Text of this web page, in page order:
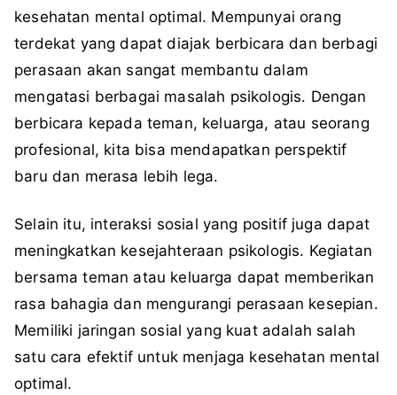
kesehatan mental optimal. Mempunyai orang
terdekat yang dapat diajak berbicara dan berbagi
perasaan akan sangat membantu dalam
mengatasi berbagai masalah psikologis. Dengan
berbicara kepada teman, keluarga, atau seorang
profesional, kita bisa mendapatkan perspektif
baru dan merasa lebih lega.
Selain itu, interaksi sosial yang positif juga dapat
meningkatkan kesejahteraan psikologis. Kegiatan
bersama teman atau keluarga dapat memberikan
rasa bahagia dan mengurangi perasaan kesepian.
Memiliki jaringan sosial yang kuat adalah salah
satu cara efektif untuk menjaga kesehatan mental
optimal.